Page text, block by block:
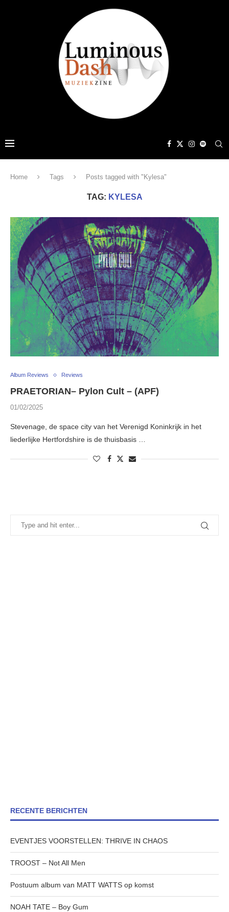
Home Tags Posts tagged with "Kylesa"
TAG: KYLESA
Album Reviews Reviews
PRAETORIAN– Pylon Cult – (APF)
01/02/2025
Stevenage, de space city van het Verenigd Koninkrijk in het
liederlijke Hertfordshire is de thuisbasis …
RECENTE BERICHTEN
EVENTJES VOORSTELLEN: THRIVE IN CHAOS
TROOST – Not All Men
Postuum album van MATT WATTS op komst
NOAH TATE – Boy Gum